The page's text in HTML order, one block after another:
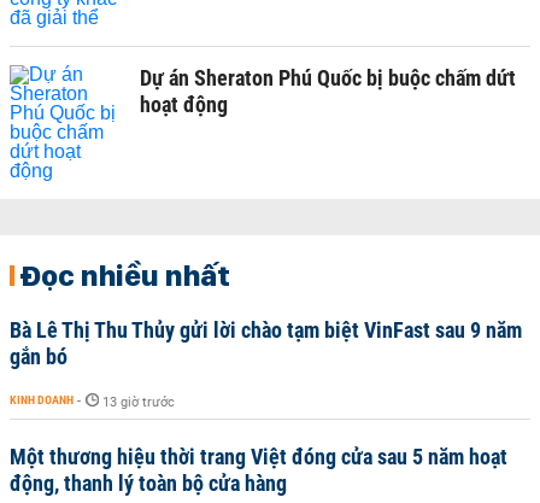
Dự án Sheraton Phú Quốc bị buộc chấm dứt
hoạt động
Đọc nhiều nhất
Bà Lê Thị Thu Thủy gửi lời chào tạm biệt VinFast sau 9 năm
gắn bó
KINH DOANH - 13 giờ trước
Một thương hiệu thời trang Việt đóng cửa sau 5 năm hoạt
động, thanh lý toàn bộ cửa hàng